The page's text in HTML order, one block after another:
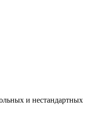
и нестандартных